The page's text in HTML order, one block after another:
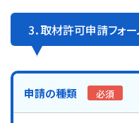
3．取材許可申請フォ
申請の種類 必須